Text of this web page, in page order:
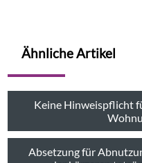
Ähnliche Artikel
Keine Hinweispflicht
Absetzung für